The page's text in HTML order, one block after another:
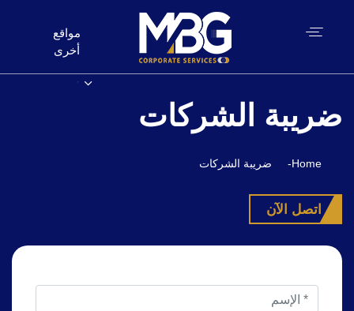
مواقع
أخرى
ضريبة الشركات
Home
- ضريبة الشركات
اتصل الآن